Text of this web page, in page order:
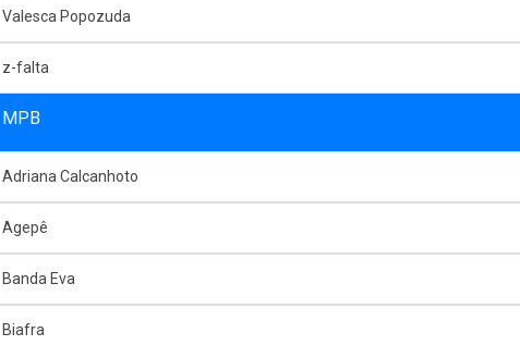
Valesca Popozuda
z-falta
MPB
Adriana Calcanhoto
Agepê
Banda Eva
Biafra